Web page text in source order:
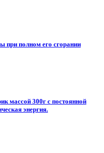
при полном его сгорании
массой 300г с постоянной
энергия.